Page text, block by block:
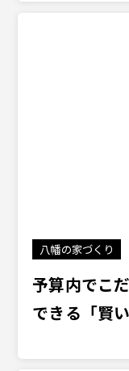
八幡の家づくり
予算内でこ
できる「賢